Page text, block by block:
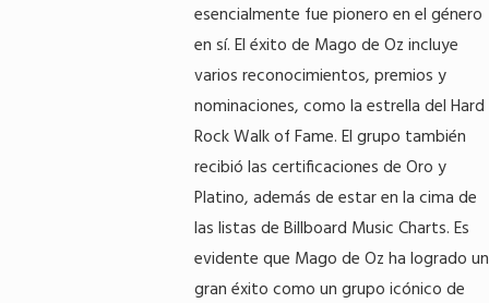
esencialmente fue pionero en el género
en sí. El éxito de Mago de Oz incluye
varios reconocimientos, premios y
nominaciones, como la estrella del Hard
Rock Walk of Fame. El grupo también
recibió las certificaciones de Oro y
Platino, además de estar en la cima de
las listas de Billboard Music Charts. Es
evidente que Mago de Oz ha logrado un
gran éxito como un grupo icónico de